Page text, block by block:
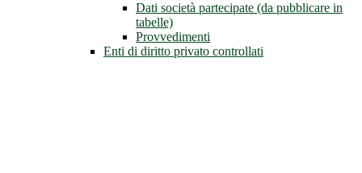
Dati società partecipate (da pubblicare in
tabelle)
Provvedimenti
Enti di diritto privato controllati